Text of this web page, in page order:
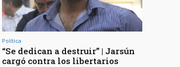
Política
“Se dedican a destruir” | Jarsún
cargó contra los libertarios